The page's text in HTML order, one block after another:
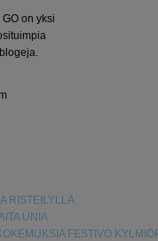
on yksi
RISTEILYLLÄ
UNIA
FESTIVO